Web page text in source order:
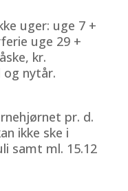
uger: uge 7 +
uge 29 +
kr.
nytår.
pr. d.
ikke ske i
samt ml. 15.12